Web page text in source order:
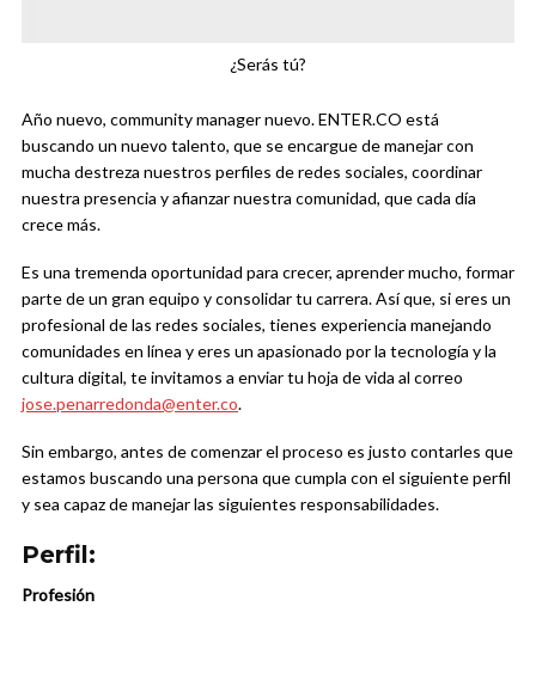
¿Serás tú?
Año nuevo, community manager nuevo. ENTER.CO está
buscando un nuevo talento, que se encargue de manejar con
mucha destreza nuestros perfiles de redes sociales, coordinar
nuestra presencia y afianzar nuestra comunidad, que cada día
crece más.
Es una tremenda oportunidad para crecer, aprender mucho, formar
parte de un gran equipo y consolidar tu carrera. Así que, si eres un
profesional de las redes sociales, tienes experiencia manejando
comunidades en línea y eres un apasionado por la tecnología y la
cultura digital, te invitamos a enviar tu hoja de vida al correo
jose.penarredonda@enter.co.
Sin embargo, antes de comenzar el proceso es justo contarles que
estamos buscando una persona que cumpla con el siguiente perfil
y sea capaz de manejar las siguientes responsabilidades.
Perfil:
Profesión